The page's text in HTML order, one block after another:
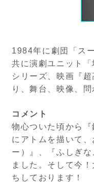
1984年に劇団「ス
共に演劇ユニット
シリーズ、映画『
り、舞台、映像、
コメント
物心ついた頃から
にアトムを描いて
ー）』、『ふしぎ
ました。そして今
ちしております！